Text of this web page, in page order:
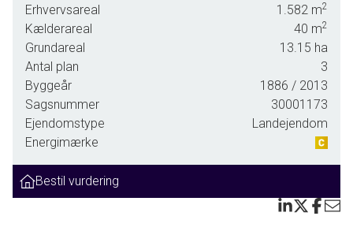
har et samlet boligareal på 348 kvm som er indrettet med 3 skønne
højloftede og lyse stuer, hvoraf der fra den ene er udgang direkte til haven,
ældre køkken med nedgang til viktualiekælder på 40 kvm, mindre
badeværelse, stor hall med svungen trappe til 1. salen samt 3 gode
soveværelser. Overalt er der stor loftshøjde og gode lysindfald fra høje
vinduer. 1. salen er fra år 2011 og fremstår meget lys og indbydende med 2
store soveværelser, badeværelse og køkken alrum.
Den store parklignende have er et kapitel for sig - en oase med, hyggekroge,
frugthave, store smukke træer og et væld af blomster året igennem, Det hele
Erhvervsareal 1.582 m2
Kælderareal 40 m2
Grundareal 13.15 ha
Antal plan
3
Byggeår
1886 / 2013
Sagsnummer
30001173
Ejendomstype
Landejendom
Energimærke
Bestil vurdering